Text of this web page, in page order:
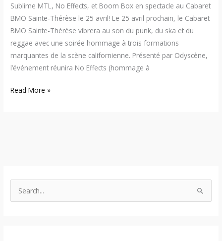
Sublime MTL, No Effects, et Boom Box en spectacle au Cabaret
BMO Sainte-Thérèse le 25 avril! Le 25 avril prochain, le Cabaret
BMO Sainte-Thérèse vibrera au son du punk, du ska et du
reggae avec une soirée hommage à trois formations
marquantes de la scène californienne. Présenté par Odyscène,
l’événement réunira No Effects (hommage à
Read More »